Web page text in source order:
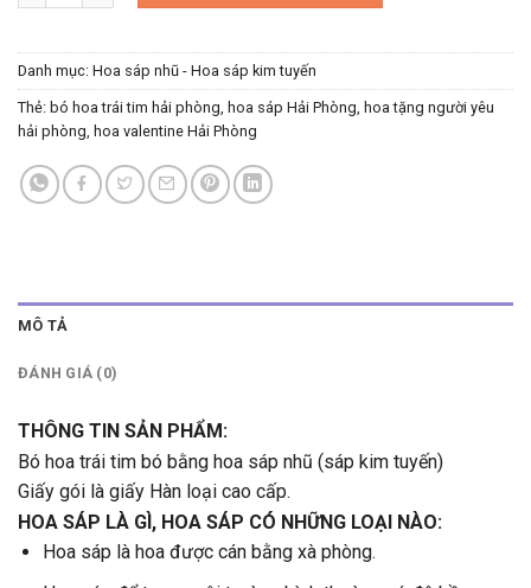
Danh mục: Hoa sáp nhũ - Hoa sáp kim tuyến
Thẻ: bó hoa trái tim hải phòng, hoa sáp Hải Phòng, hoa tặng người yêu
hải phòng, hoa valentine Hải Phòng
MÔ TẢ
ĐÁNH GIÁ (0)
THÔNG TIN SẢN PHẨM:
Bó hoa trái tim bó bằng hoa sáp nhũ (sáp kim tuyến)
Giấy gói là giấy Hàn loại cao cấp.
HOA SÁP LÀ GÌ, HOA SÁP CÓ NHỮNG LOẠI NÀO:
Hoa sáp là hoa được cán bằng xà phòng.